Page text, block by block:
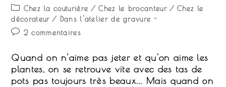
de
la
publiée :
Post
category:
Chez la couturière / Chez le brocanteur / Chez le
décorateur / Dans l'atelier de gravure
Commentaires
la
publication :
2 commentaires
Quand on n'aime pas jeter et qu'on aime les
plantes, on se retrouve vite avec des tas de
pots pas toujours très beaux... Mais quand on